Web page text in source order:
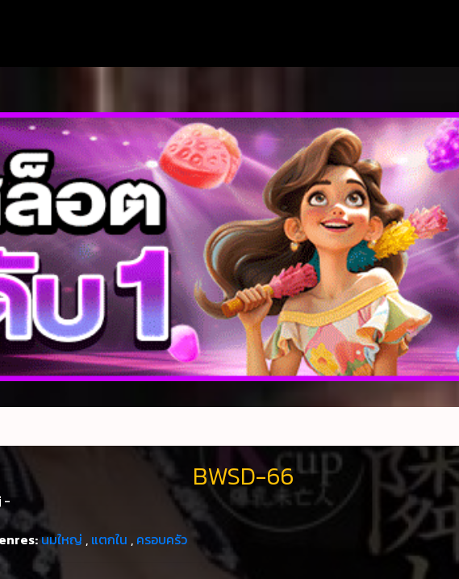
BWSD-66
-
นมใหญ่ , แตกใน , ครอบครัว